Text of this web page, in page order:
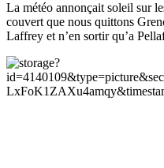
La météo annonçait soleil sur
couvert que nous quittons
Laffrey et n’en sortir qu’a